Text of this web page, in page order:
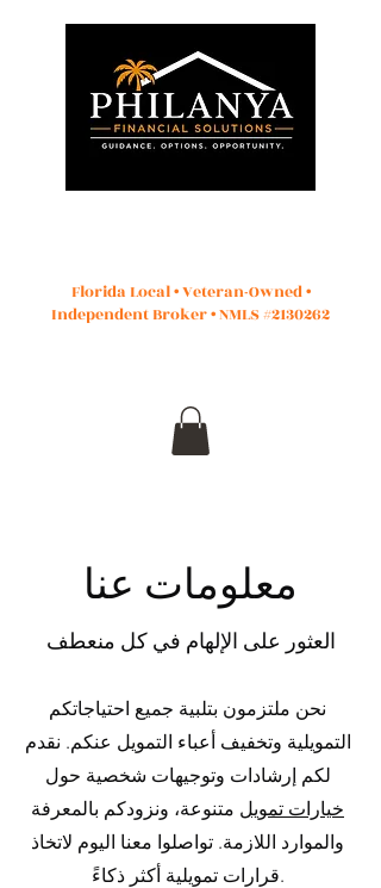
Florida Local • Veteran-Owned •
Independent Broker • NMLS #2130262
معلومات عنا
العثور على الإلهام في كل منعطف
نحن ملتزمون بتلبية جميع احتياجاتكم
التمويلية وتخفيف أعباء التمويل عنكم. نقدم
لكم إرشادات وتوجيهات شخصية حول
خيارات تمويل متنوعة، ونزودكم بالمعرفة
والموارد اللازمة. تواصلوا معنا اليوم لاتخاذ
قرارات تمويلية أكثر ذكاءً.